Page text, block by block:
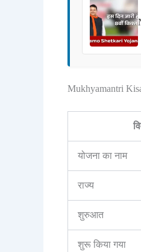
Mukhyamantri
योजना का नाम
राज्य
शुरुआत
शुरू किया गया